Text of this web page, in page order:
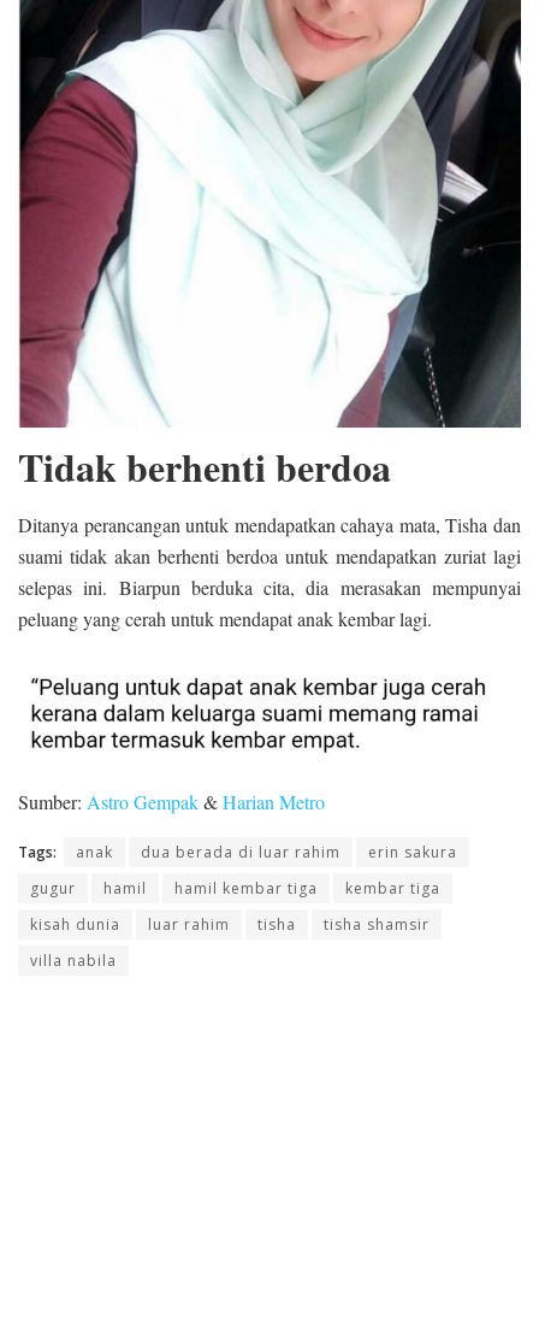
Tidak berhenti berdoa
Ditanya perancangan untuk mendapatkan cahaya mata, Tisha dan
suami tidak akan berhenti berdoa untuk mendapatkan zuriat lagi
selepas ini. Biarpun berduka cita, dia merasakan mempunyai
peluang yang cerah untuk mendapat anak kembar lagi.
Sumber: Astro Gempak&Harian Metro
Tags: anak dua berada di luar rahim
erin sakura
gugur
hamil hamil kembar tiga
kembar tiga
kisah dunia
luar rahim tisha
tisha shamsir
villa nabila